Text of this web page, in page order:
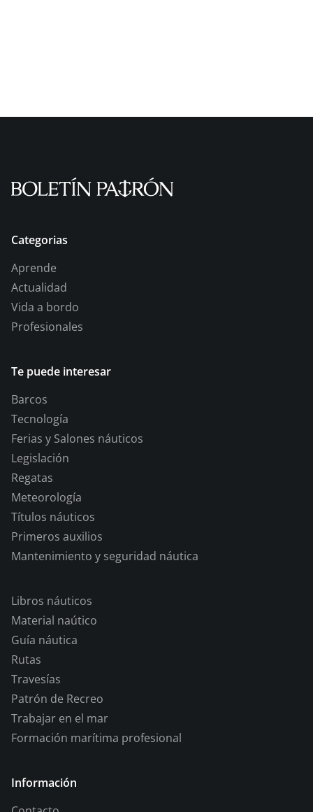
Categorias
Aprende
Actualidad
Vida a bordo
Profesionales
Te puede interesar
Barcos
Tecnología
Ferias y Salones náuticos
Legislación
Regatas
Meteorología
Títulos náuticos
Primeros auxilios
Mantenimiento y seguridad náutica
Libros náuticos
Material naútico
Guía náutica
Rutas
Travesías
Patrón de Recreo
Trabajar en el mar
Formación marítima profesional
Información